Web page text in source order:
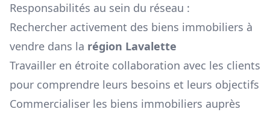
Responsabilités au sein du réseau :
Rechercher activement des biens immobiliers à
vendre dans la région Lavalette
Travailler en étroite collaboration avec les clients
pour comprendre leurs besoins et leurs objectifs
Commercialiser les biens immobiliers auprès